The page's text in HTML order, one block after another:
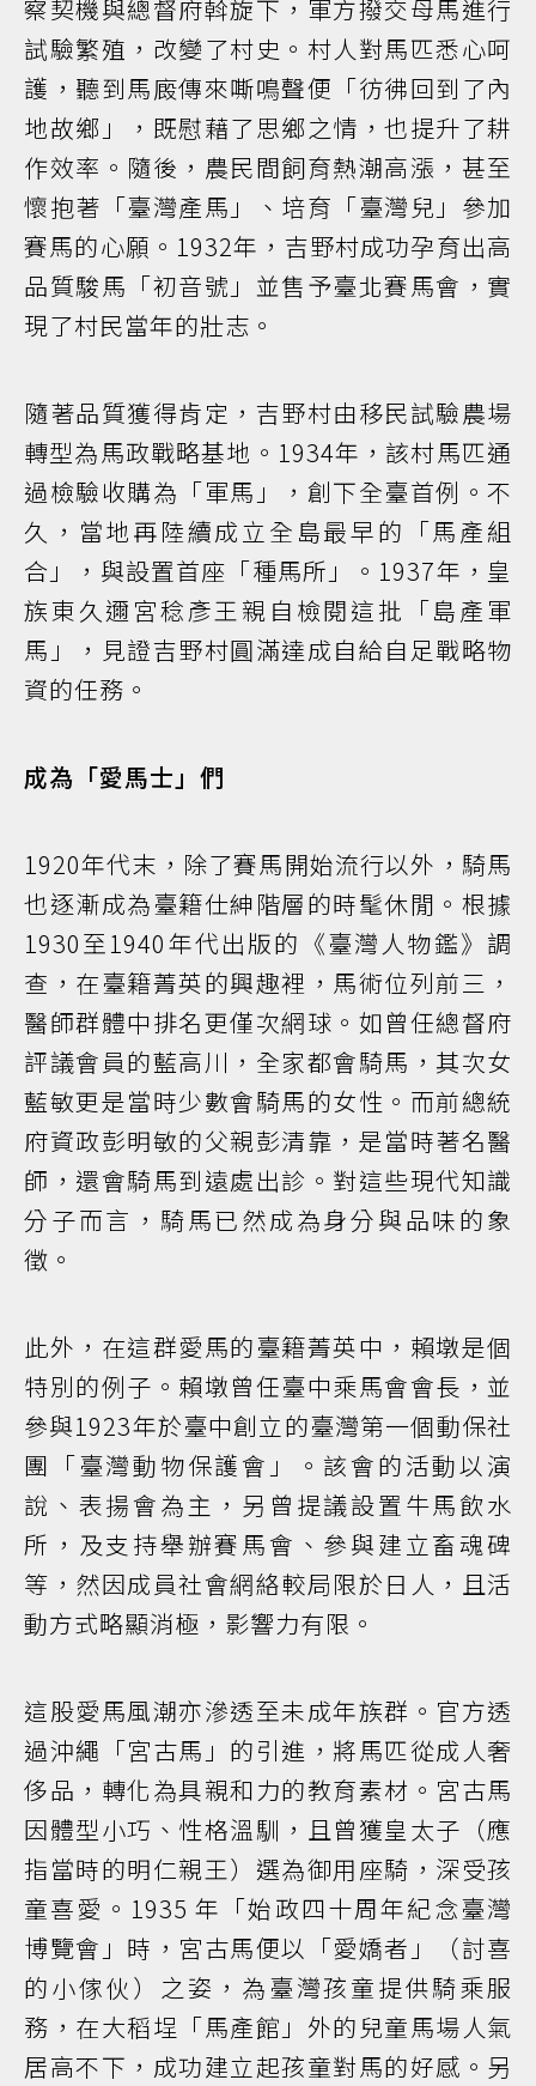
察契機與總督府斡旋下，軍方撥交母馬進行
試驗繁殖，改變了村史。村人對馬匹悉心呵
護，聽到馬廄傳來嘶鳴聲便「彷彿回到了內
地故鄉」，既慰藉了思鄉之情，也提升了耕
作效率。隨後，農民間飼育熱潮高漲，甚至
懷抱著「臺灣產馬」、培育「臺灣兒」參加
賽馬的心願。1932年，吉野村成功孕育出高
品質駿馬「初音號」並售予臺北賽馬會，實
現了村民當年的壯志。
隨著品質獲得肯定，吉野村由移民試驗農場
轉型為馬政戰略基地。1934年，該村馬匹通
過檢驗收購為「軍馬」，創下全臺首例。不
久，當地再陸續成立全島最早的「馬產組
合」，與設置首座「種馬所」。1937年，皇
族東久邇宮稔彥王親自檢閱這批「島產軍
馬」，見證吉野村圓滿達成自給自足戰略物
資的任務。
成為「愛馬士」們
1920年代末，除了賽馬開始流行以外，騎馬
也逐漸成為臺籍仕紳階層的時髦休閒。根據
1930至1940年代出版的《臺灣人物鑑》調
查，在臺籍菁英的興趣裡，馬術位列前三，
醫師群體中排名更僅次網球。如曾任總督府
評議會員的藍高川，全家都會騎馬，其次女
藍敏更是當時少數會騎馬的女性。而前總統
府資政彭明敏的父親彭清靠，是當時著名醫
師，還會騎馬到遠處出診。對這些現代知識
分子而言，騎馬已然成為身分與品味的象
徵。
此外，在這群愛馬的臺籍菁英中，賴墩是個
特別的例子。賴墩曾任臺中乘馬會會長，並
參與1923年於臺中創立的臺灣第一個動保社
團「臺灣動物保護會」。該會的活動以演
說、表揚會為主，另曾提議設置牛馬飲水
所，及支持舉辦賽馬會、參與建立畜魂碑
等，然因成員社會網絡較局限於日人，且活
動方式略顯消極，影響力有限。
這股愛馬風潮亦滲透至未成年族群。官方透
過沖繩「宮古馬」的引進，將馬匹從成人奢
侈品，轉化為具親和力的教育素材。宮古馬
因體型小巧、性格溫馴，且曾獲皇太子（應
指當時的明仁親王）選為御用座騎，深受孩
童喜愛。1935 年「始政四十周年紀念臺灣
博覽會」時，宮古馬便以「愛嬌者」（討喜
的小傢伙）之姿，為臺灣孩童提供騎乘服
務，在大稻埕「馬產館」外的兒童馬場人氣
居高不下，成功建立起孩童對馬的好感。另